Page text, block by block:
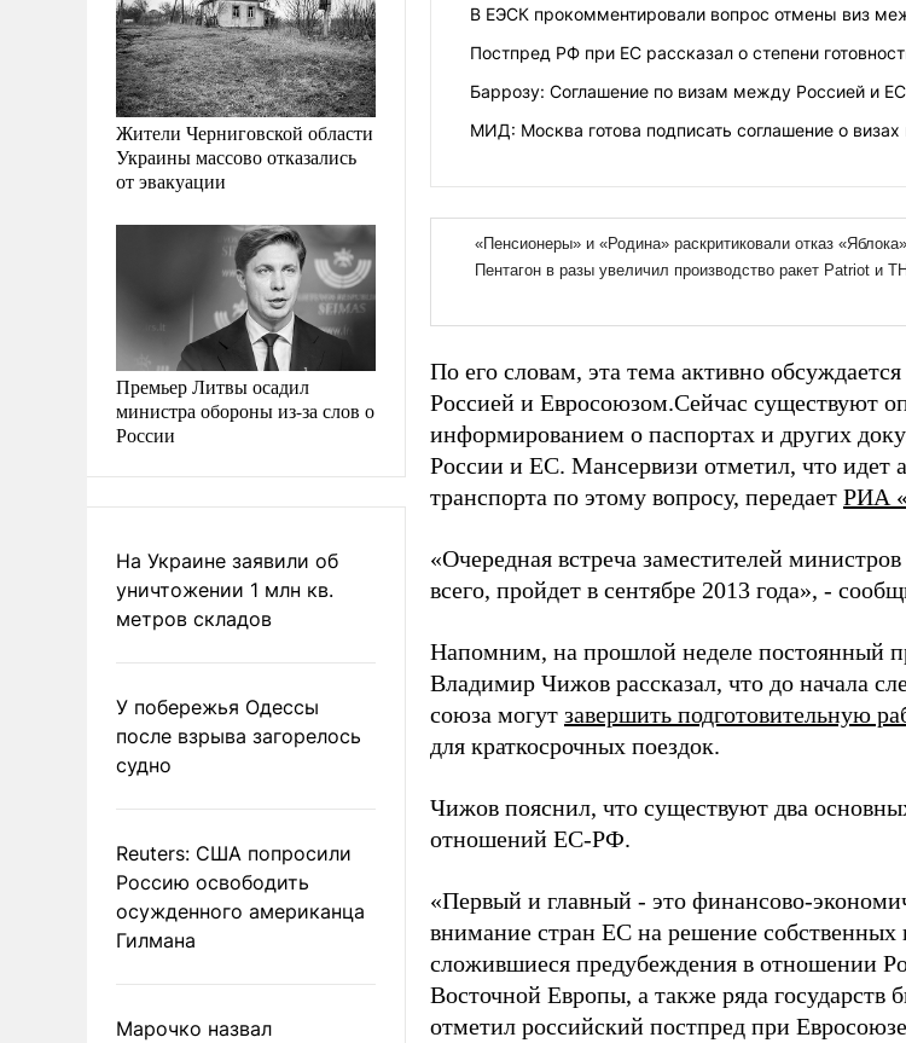
Жители Черниговской области
Украины массово отказались
от эвакуации
Премьер Литвы осадил
министра обороны из-за слов о
России
На Украине заявили об
уничтожении 1 млн кв.
метров складов
У побережья Одессы
после взрыва загорелось
судно
Reuters: США попросили
Россию освободить
осужденного американца
Гилмана
Марочко назвал
В ЕЭСК прокомментировали вопрос отмены виз
Постпред РФ при ЕС рассказал о степени
Баррозу: Соглашение по визам между Россией и
МИД: Москва готова подписать соглашение о
По его словам, эта тема активно
Россией и Евросоюзом.Сейчас существуют
информированием о паспортах и других
России и ЕС. Мансервизи отметил, что
транспорта по этому вопросу, передает РИА
«Очередная встреча заместителей
всего, пройдет в сентябре 2013 года», -
Напомним, на прошлой неделе постоянный
Владимир Чижов рассказал, что до начала
союза могут завершить подготовительную
для краткосрочных поездок.
Чижов пояснил, что существуют два
отношений ЕС-РФ.
«Первый и главный - это финансово-
внимание стран ЕС на решение
сложившиеся предубеждения в отношении
Восточной Европы, а также ряда
отметил российский постпред при